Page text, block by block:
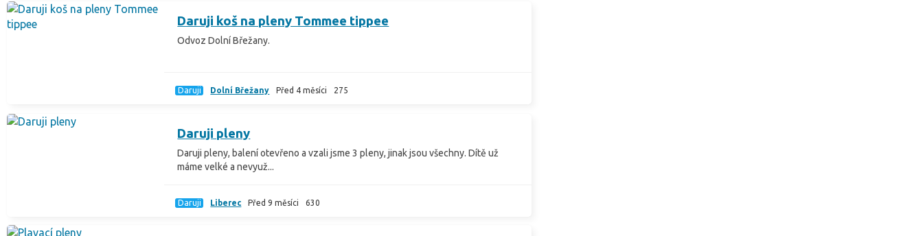
Daruji koš na pleny Tommee tippee
Odvoz Dolní Břežany.
Daruji Dolní Břežany Před 4 měsíci 275
Daruji pleny
Daruji pleny, balení otevřeno a vzali jsme 3 pleny, jinak jsou všechny. Dítě už
máme velké a nevyuž...
Daruji Liberec Před 9 měsíci 630